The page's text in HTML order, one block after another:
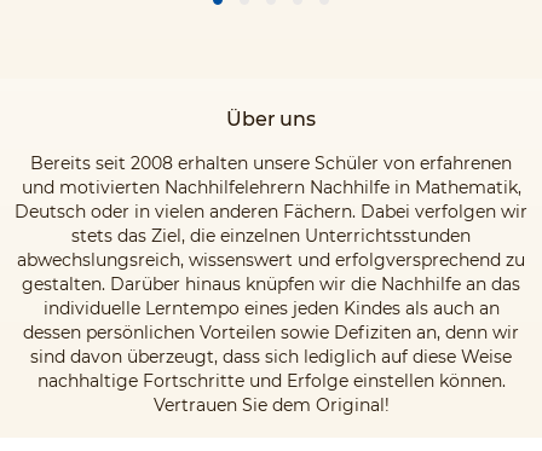
Über uns
Bereits seit 2008 erhalten unsere Schüler von erfahrenen
und motivierten Nachhilfelehrern Nachhilfe in Mathematik,
Deutsch oder in vielen anderen Fächern. Dabei verfolgen wir
stets das Ziel, die einzelnen Unterrichtsstunden
abwechslungsreich, wissenswert und erfolgversprechend zu
gestalten. Darüber hinaus knüpfen wir die Nachhilfe an das
individuelle Lerntempo eines jeden Kindes als auch an
dessen persönlichen Vorteilen sowie Defiziten an, denn wir
sind davon überzeugt, dass sich lediglich auf diese Weise
nachhaltige Fortschritte und Erfolge einstellen können.
Vertrauen Sie dem Original!